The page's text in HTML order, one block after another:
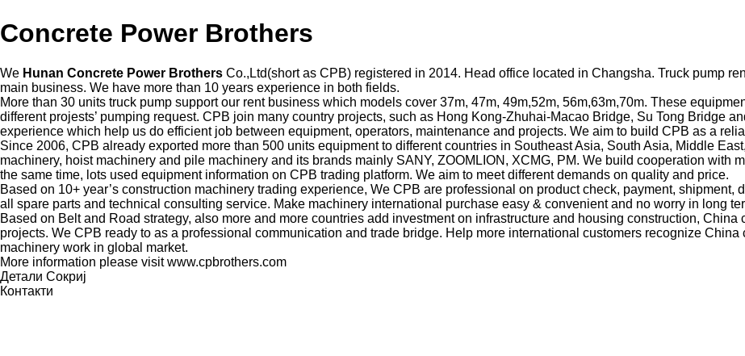
Concrete Power Brothers
We Hunan Concrete Power Brothers Co.,Ltd(short as CPB) registered in 2014. Head office located in Changsha. Truck pump
main business. We have more than 10 years experience in both fields.
More than 30 units truck pump support our rent business which models cover 37m, 47m, 49m,52m, 56m,63m,70m. These
different projests’ pumping request. CPB join many country projects, such as Hong Kong-Zhuhai-Macao Bridge, Su Tong Bridge
experience which help us do efficient job between equipment, operators, maintenance and projects. We aim to build CPB as a
Since 2006, CPB already exported more than 500 units equipment to different countries in Southeast Asia, South Asia, Middle
machinery, hoist machinery and pile machinery and its brands mainly SANY, ZOOMLION, XCMG, PM. We build cooperation with
the same time, lots used equipment information on CPB trading platform. We aim to meet different demands on quality and price.
Based on 10+ year’s construction machinery trading experience, We CPB are professional on product check, payment,
all spare parts and technical consulting service. Make machinery international purchase easy & convenient and no worry in long
Based on Belt and Road strategy, also more and more countries add investment on infrastructure and housing construction,
projects. We CPB ready to as a professional communication and trade bridge. Help more international customers recognize
machinery work in global market.
More information please visit www.cpbrothers.com
Детали Сокриј
Контакти